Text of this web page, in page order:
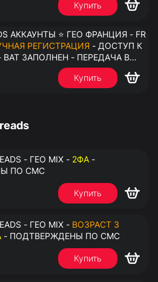
Купить
⭐ ГЕО ФРАНЦИЯ - FR
РЕГИСТРАЦИЯ - ДОСТУП К
ВАТ ЗАПОЛНЕН - ПЕРЕДАЧА В
Купить
- ГЕО MIX - 2ФА -
ПО СМС
Купить
- ГЕО MIX - ВОЗРАСТ 3
- ПОДТВЕРЖДЕНЫ ПО СМС
Купить